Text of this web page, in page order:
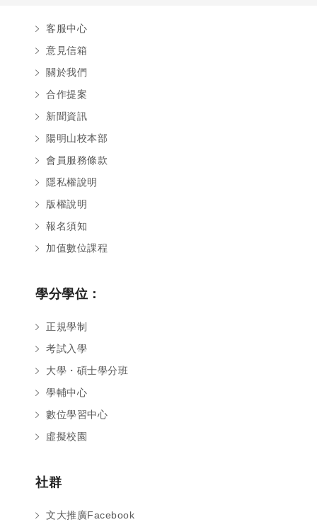
客服中心
意見信箱
關於我們
合作提案
新聞資訊
陽明山校本部
會員服務條款
隱私權說明
版權說明
報名須知
加值數位課程
學分學位：
正規學制
考試入學
大學・碩士學分班
學輔中心
數位學習中心
虛擬校園
社群
文大推廣Facebook